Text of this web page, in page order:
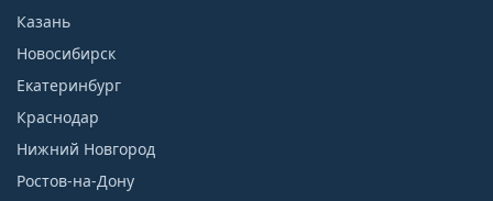
Казань
Новосибирск
Екатеринбург
Краснодар
Нижний Новгород
Ростов-на-Дону